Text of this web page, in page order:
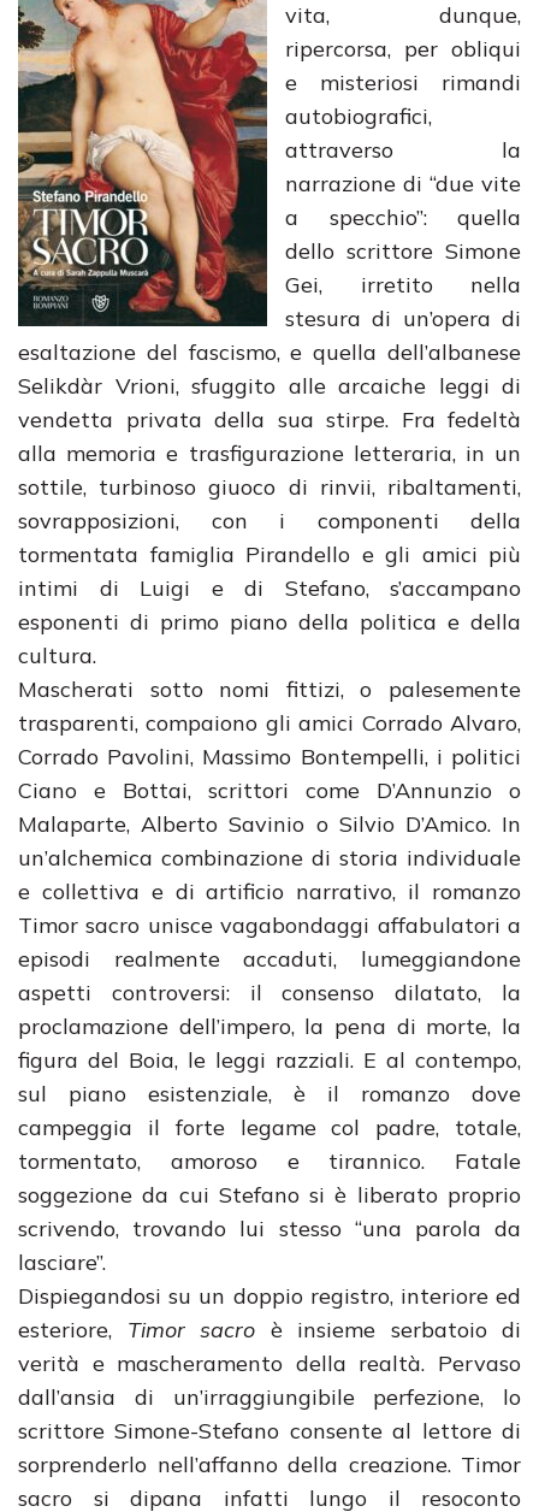
vita, dunque,
ripercorsa, per obliqui
e misteriosi rimandi
autobiografici,
attraverso la
narrazione di “due vite
a specchio”: quella
dello scrittore Simone
Gei, irretito nella
stesura di un’opera di
esaltazione del fascismo, e quella dell’albanese
Selikdàr Vrioni, sfuggito alle arcaiche leggi di
vendetta privata della sua stirpe. Fra fedeltà
alla memoria e trasfigurazione letteraria, in un
sottile, turbinoso giuoco di rinvii, ribaltamenti,
sovrapposizioni, con i componenti della
tormentata famiglia Pirandello e gli amici più
intimi di Luigi e di Stefano, s’accampano
esponenti di primo piano della politica e della
cultura.
Mascherati sotto nomi fittizi, o palesemente
trasparenti, compaiono gli amici Corrado Alvaro,
Corrado Pavolini, Massimo Bontempelli, i politici
Ciano e Bottai, scrittori come D’Annunzio o
Malaparte, Alberto Savinio o Silvio D’Amico. In
un’alchemica combinazione di storia individuale
e collettiva e di artificio narrativo, il romanzo
Timor sacro unisce vagabondaggi affabulatori a
episodi realmente accaduti, lumeggiandone
aspetti controversi: il consenso dilatato, la
proclamazione dell’impero, la pena di morte, la
figura del Boia, le leggi razziali. E al contempo,
sul piano esistenziale, è il romanzo dove
campeggia il forte legame col padre, totale,
tormentato, amoroso e tirannico. Fatale
soggezione da cui Stefano si è liberato proprio
scrivendo, trovando lui stesso “una parola da
lasciare”.
Dispiegandosi su un doppio registro, interiore ed
esteriore, Timor sacro è insieme serbatoio di
verità e mascheramento della realtà. Pervaso
dall’ansia di un’irraggiungibile perfezione, lo
scrittore Simone-Stefano consente al lettore di
sorprenderlo nell’affanno della creazione. Timor
sacro si dipana infatti lungo il resoconto